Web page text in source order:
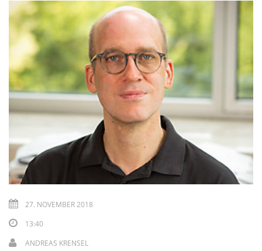
27. NOVEMBER 2018
13:40
ANDREAS KRENSEL